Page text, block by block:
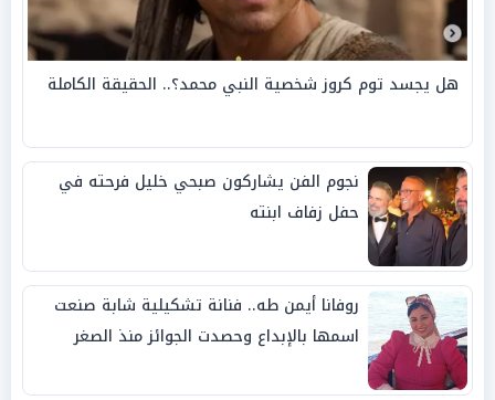
هل يجسد توم كروز شخصية النبي محمد؟.. الحقيقة الكاملة
نجوم الفن يشاركون صبحي خليل فرحته في
حفل زفاف ابنته
روفانا أيمن طه.. فنانة تشكيلية شابة صنعت
اسمها بالإبداع وحصدت الجوائز منذ الصغر